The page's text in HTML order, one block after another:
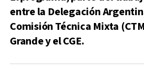
entre la Delegación
Comisión Técnica Mixta
Grande y el CGE.